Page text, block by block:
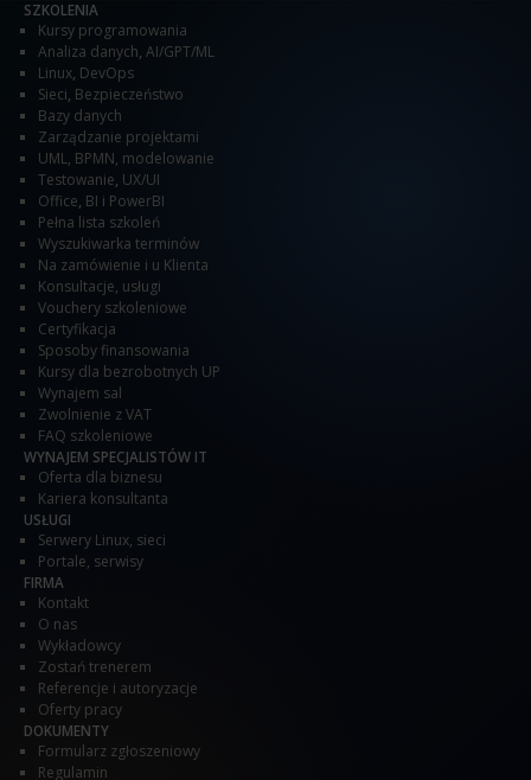
SZKOLENIA
Kursy programowania
Analiza danych, AI/GPT/ML
Linux, DevOps
Sieci, Bezpieczeństwo
Bazy danych
Zarządzanie projektami
UML, BPMN, modelowanie
Testowanie, UX/UI
Office, BI i PowerBI
Pełna lista szkoleń
Wyszukiwarka terminów
Na zamówienie i u Klienta
Konsultacje, usługi
Vouchery szkoleniowe
Certyfikacja
Sposoby finansowania
Kursy dla bezrobotnych UP
Wynajem sal
Zwolnienie z VAT
FAQ szkoleniowe
WYNAJEM SPECJALISTÓW IT
Oferta dla biznesu
Kariera konsultanta
USŁUGI
Serwery Linux, sieci
Portale, serwisy
FIRMA
Kontakt
O nas
Wykładowcy
Zostań trenerem
Referencje i autoryzacje
Oferty pracy
DOKUMENTY
Formularz zgłoszeniowy
Regulamin